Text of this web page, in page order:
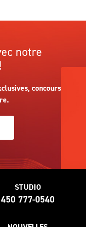
notre
concours
STUDIO
450 777-0540